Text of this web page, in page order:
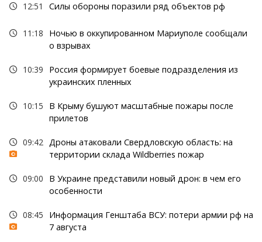
12:51 Силы обороны поразили ряд объектов рф
11:18
Ночью в оккупированном Мариуполе сообщали
о взрывах
10:39
Россия формирует боевые подразделения из
украинских пленных
10:15
В Крыму бушуют масштабные пожары после
прилетов
09:42 Дроны атаковали Свердловскую область: на
территории склада Wildberries пожар
09:00
В Украине представили новый дрон: в чем его
особенности
08:45
Информация Генштаба ВСУ: потери армии рф на
7 августа